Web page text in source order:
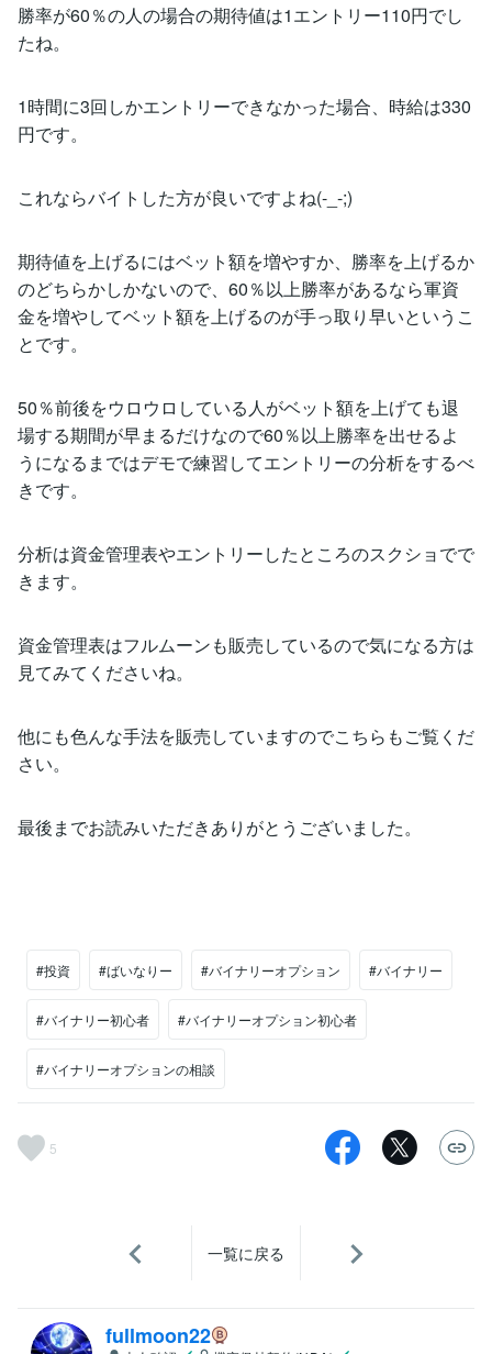
勝率が60％の人の場合の期待値は1エントリー110円でし
たね。
1時間に3回しかエントリーできなかった場合、時給は330
円です。
これならバイトした方が良いですよね(-_-;)
期待値を上げるにはベット額を増やすか、勝率を上げるか
のどちらかしかないので、60％以上勝率があるなら軍資
金を増やしてベット額を上げるのが手っ取り早いというこ
とです。
50％前後をウロウロしている人がベット額を上げても退
場する期間が早まるだけなので60％以上勝率を出せるよ
うになるまではデモで練習してエントリーの分析をするべ
きです。
分析は資金管理表やエントリーしたところのスクショでで
きます。
資金管理表はフルムーンも販売しているので気になる方は
見てみてくださいね。
他にも色んな手法を販売していますのでこちらもご覧くだ
さい。
最後までお読みいただきありがとうございました。
#投資 #ばいなりー #バイナリーオプション #バイナリー
#バイナリー初心者 #バイナリーオプション初心者
#バイナリーオプションの相談
5
一覧に戻る
fullmoon22